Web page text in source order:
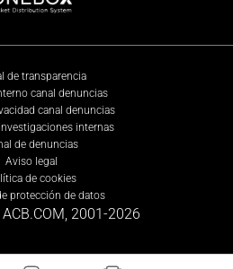
de transparencia
canal denuncias
canal denuncias
internas
de denuncias
Aviso legal
de cookies
protección de datos
2001-2026